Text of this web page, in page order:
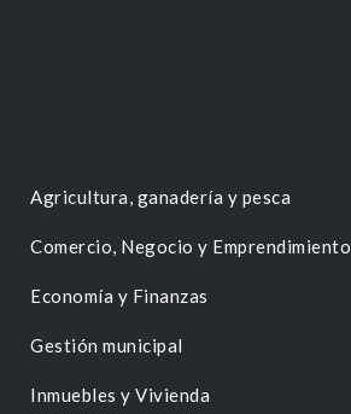
Agricultura, ganadería y pesca
Comercio, Negocio y Emprendimiento
Economía y Finanzas
Gestión municipal
Inmuebles y Vivienda